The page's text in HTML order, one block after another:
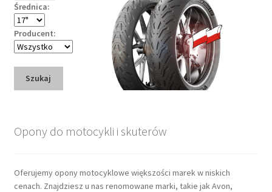
Średnica:
Producent:
Szukaj
Opony do motocykli i skuterów
Oferujemy opony motocyklowe większości marek w niskich
cenach. Znajdziesz u nas renomowane marki, takie jak Avon,